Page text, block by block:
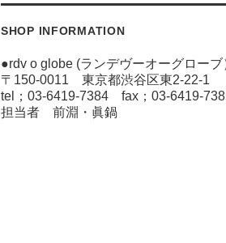
SHOP INFORMATION
●rdv o globe (ランデヴーオーグローブ
〒150-0011 東京都渋谷区東2-22-1
tel；03-6419-7384 fax；03-6419-
担当者 前淵・眞鍋